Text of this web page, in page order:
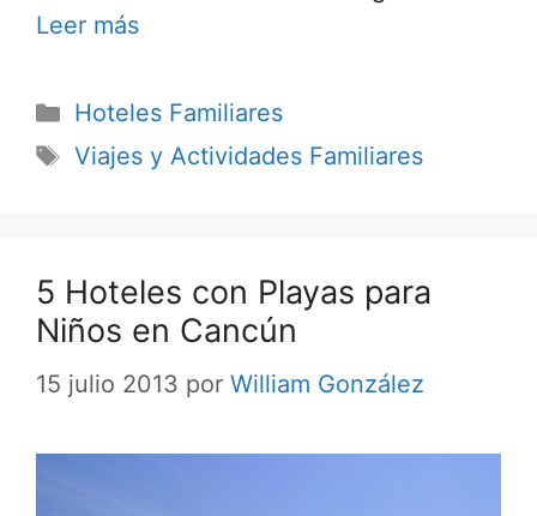
Leer más
Categorías
Hoteles Familiares
Etiquetas
Viajes y Actividades Familiares
5 Hoteles con Playas para
Niños en Cancún
15 julio 2013 por William González